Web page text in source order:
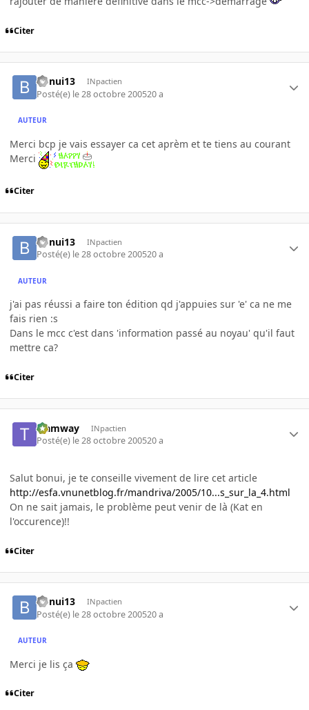
Citer
bonui13 INpactien
Posté(e) le 28 octobre 200520 a
AUTEUR
Merci bcp je vais essayer ca cet aprèm et te tiens au courant
Merci
Citer
bonui13 INpactien
Posté(e) le 28 octobre 200520 a
AUTEUR
j'ai pas réussi a faire ton édition qd j'appuies sur 'e' ca ne me
fais rien :s
Dans le mcc c'est dans 'information passé au noyau' qu'il faut
mettre ca?
Citer
tramway INpactien
Posté(e) le 28 octobre 200520 a
Salut bonui, je te conseille vivement de lire cet article
http://esfa.vnunetblog.fr/mandriva/2005/10...s_sur_la_4.html
On ne sait jamais, le problème peut venir de là (Kat en
l'occurence)!!
Citer
bonui13 INpactien
Posté(e) le 28 octobre 200520 a
AUTEUR
Merci je lis ça
Citer